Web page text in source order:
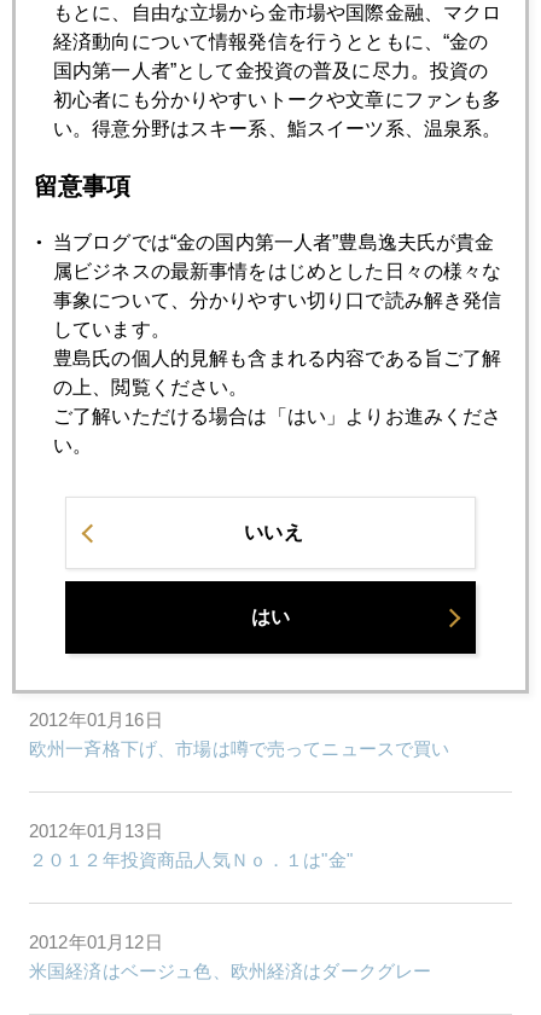
2012年01月26日
金高騰あと3年、FRBのお墨付き
ユーロ安で買われ、ユーロ高でも買われ
2012年01月23日
もしFRB ゼロ金利2014年まで継続となれば
2012年01月20日
現地で感じる新興国隙間風
2012年01月18日
世界的金融緩和と欧州危機のせめぎ合い
2012年01月16日
欧州一斉格下げ、市場は噂で売ってニュースで買い
2012年01月13日
２０１２年投資商品人気Ｎｏ．１は"金"
2012年01月12日
米国経済はベージュ色、欧州経済はダークグレー
もとに、自由な立場から金市場や国際金融、マクロ
経済動向について情報発信を行うとともに、“金の
国内第一人者”として金投資の普及に尽力。投資の
初心者にも分かりやすいトークや文章にファンも多
い。得意分野はスキー系、鮨スイーツ系、温泉系。
留意事項
当ブログでは“金の国内第一人者”豊島逸夫氏が貴金
属ビジネスの最新事情をはじめとした日々の様々な
事象について、分かりやすい切り口で読み解き発信
しています。
豊島氏の個人的見解も含まれる内容である旨ご了解
の上、閲覧ください。
ご了解いただける場合は「はい」よりお進みくださ
い。
いいえ
はい